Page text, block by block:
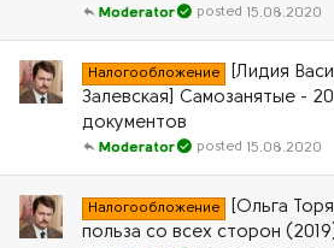
15.08.2020
Moderator
Налогообложение
[Лидия
Залевская] Самозанятые -
документов
15.08.2020
Moderator
Налогообложение
[Ольга
польза со всех сторон